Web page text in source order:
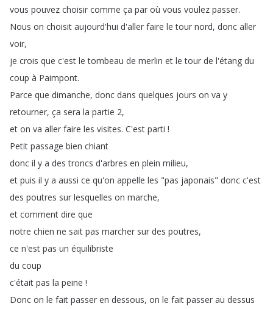
vous pouvez choisir comme ça par où vous voulez passer.
Nous on choisit aujourd'hui d'aller faire le tour nord, donc aller
voir,
je crois que c'est le tombeau de merlin et le tour de l'étang du
coup à Paimpont.
Parce que dimanche, donc dans quelques jours on va y
retourner, ça sera la partie 2,
et on va aller faire les visites. C'est parti !
Petit passage bien chiant
donc il y a des troncs d'arbres en plein milieu,
et puis il y a aussi ce qu'on appelle les "pas japonais" donc c'est
des poutres sur lesquelles on marche,
et comment dire que
notre chien ne sait pas marcher sur des poutres,
ce n'est pas un équilibriste
du coup
c'était pas la peine !
Donc on le fait passer en dessous, on le fait passer au dessus